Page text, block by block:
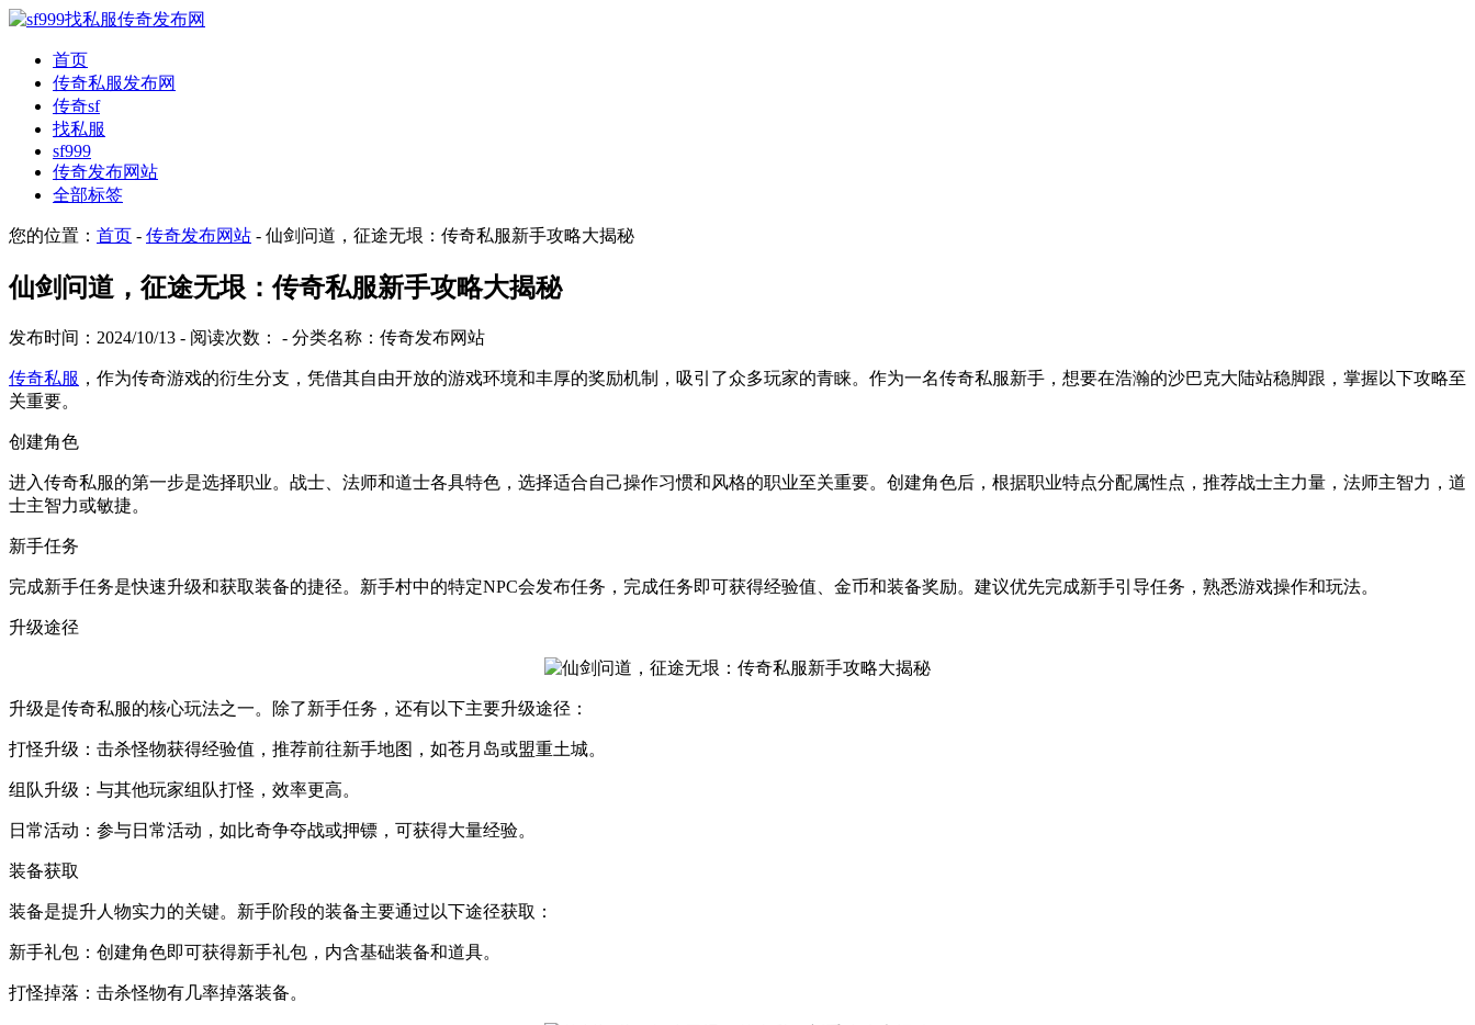
首页
传奇私服发布网
传奇sf
找私服
sf999
传奇发布网站
全部标签
您的位置： 首页 - 传奇发布网站 - 仙剑问道，征途无垠：传奇私服新手攻略大揭秘
仙剑问道，征途无垠：传奇私服新手攻略大揭秘
发布时间：2024/10/13 - 阅读次数： - 分类名称：传奇发布网站
传奇私服 ，作为传奇游戏的衍生分支，凭借其自由开放的游戏环境和丰厚的奖励机制，吸引了众多玩家的青睐。作为一名传奇私服新手，想要在浩瀚的沙巴克大陆站稳脚跟，掌握以下攻略至
关重要。
创建角色
进入传奇私服的第一步是选择职业。战士、法师和道士各具特色，选择适合自己操作习惯和风格的职业至关重要。创建角色后，根据职业特点分配属性点，推荐战士主力量，法师主智力，道
士主智力或敏捷。
新手任务
完成新手任务是快速升级和获取装备的捷径。新手村中的特定NPC会发布任务，完成任务即可获得经验值、金币和装备奖励。建议优先完成新手引导任务，熟悉游戏操作和玩法。
升级途径
升级是传奇私服的核心玩法之一。除了新手任务，还有以下主要升级途径：
打怪升级：击杀怪物获得经验值，推荐前往新手地图，如苍月岛或盟重土城。
组队升级：与其他玩家组队打怪，效率更高。
日常活动：参与日常活动，如比奇争夺战或押镖，可获得大量经验。
装备获取
装备是提升人物实力的关键。新手阶段的装备主要通过以下途径获取：
新手礼包：创建角色即可获得新手礼包，内含基础装备和道具。
打怪掉落：击杀怪物有几率掉落装备。